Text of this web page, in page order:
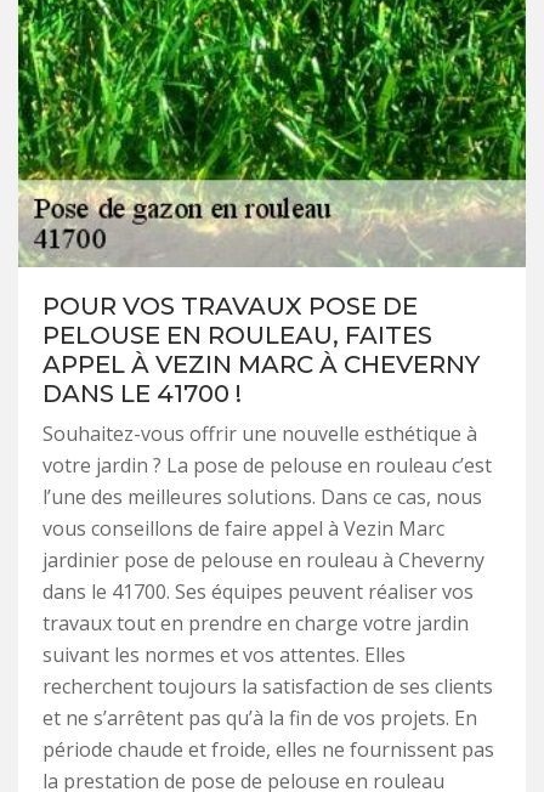
POUR VOS TRAVAUX POSE DE
PELOUSE EN ROULEAU, FAITES
APPEL À VEZIN MARC À CHEVERNY
DANS LE 41700 !
Souhaitez-vous offrir une nouvelle esthétique à
votre jardin ? La pose de pelouse en rouleau c’est
l’une des meilleures solutions. Dans ce cas, nous
vous conseillons de faire appel à Vezin Marc
jardinier pose de pelouse en rouleau à Cheverny
dans le 41700. Ses équipes peuvent réaliser vos
travaux tout en prendre en charge votre jardin
suivant les normes et vos attentes. Elles
recherchent toujours la satisfaction de ses clients
et ne s’arrêtent pas qu’à la fin de vos projets. En
période chaude et froide, elles ne fournissent pas
la prestation de pose de pelouse en rouleau